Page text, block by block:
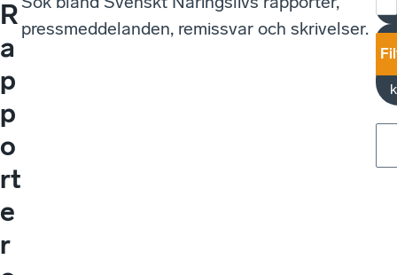
R
a
p
p
o
rt
e
r
pressmeddelanden, remissvar och skrivelser.